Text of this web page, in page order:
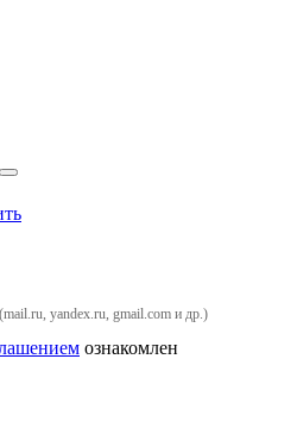
yandex.ru, gmail.com и др.)
ознакомлен